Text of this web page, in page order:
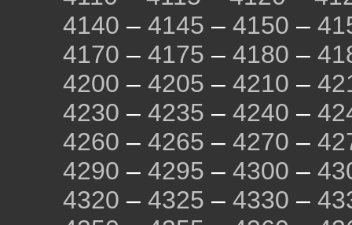
4140 – 4145 – 4150 –
4170 – 4175 – 4180 –
4200 – 4205 – 4210 –
4230 – 4235 – 4240 –
4260 – 4265 – 4270 –
4290 – 4295 – 4300 –
4320 – 4325 – 4330 –